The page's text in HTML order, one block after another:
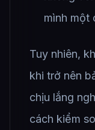
mình một
Tuy nhiên,
khi trở nên
chịu lắng
cách kiểm